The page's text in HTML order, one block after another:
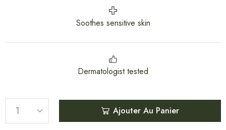
Soothes sensitive skin
Dermatologist tested
Ajouter Au Panier